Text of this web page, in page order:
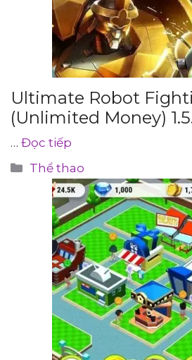
Ultimate Robot
(Unlimited Money)
… Đọc tiếp
Danh
mục
Thể thao